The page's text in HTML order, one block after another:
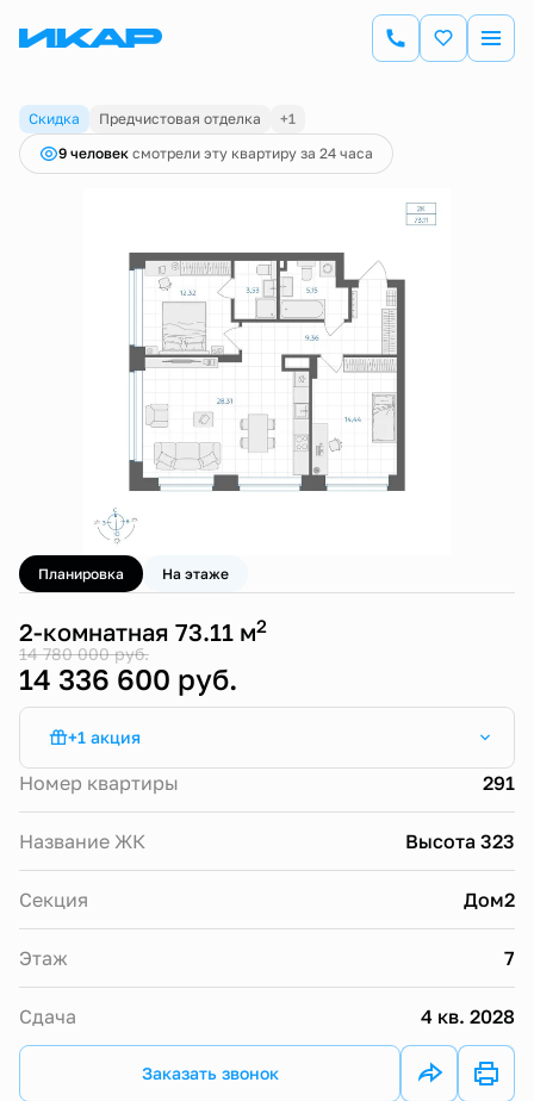
2-комнатная73.11 м
14 780 000 руб.
14 336 600 руб.
Скидка Предчистовая отделка
+1
9 человек смотрели эту квартиру за 24 часа
Планировка На этаже
2-комнатная 73.11 м2
14 780 000 руб.
14 336 600 руб.
+1 акция
Субсидированная ипотека от 13,9%
Номер квартиры 291
Название ЖК Высота 323
Секция Дом2
Этаж 7
Сдача 4 кв. 2028
Заказать звонок